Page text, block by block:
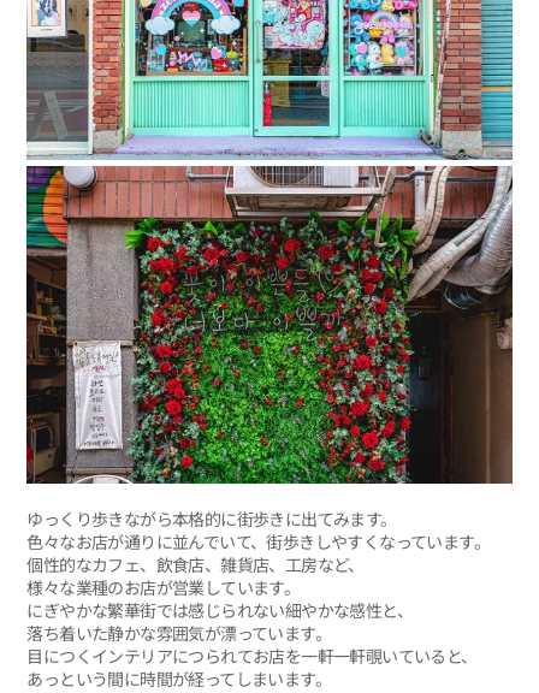
ゆっくり歩きながら本格的に街歩きに出てみます。
色々なお店が通りに並んでいて、街歩きしやすくなっています。
個性的なカフェ、飲食店、雑貨店、工房など、
様々な業種のお店が営業しています。
にぎやかな繁華街では感じられない細やかな感性と、
落ち着いた静かな雰囲気が漂っています。
目につくインテリアにつられてお店を一軒一軒覗いていると、
あっという間に時間が経ってしまいます。